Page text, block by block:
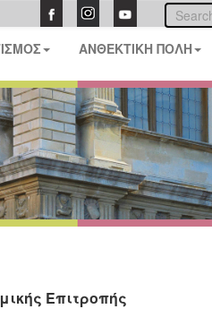
ΑΝΘΕΚΤΙΚΗ ΠΟΛΗ
Επιτροπής